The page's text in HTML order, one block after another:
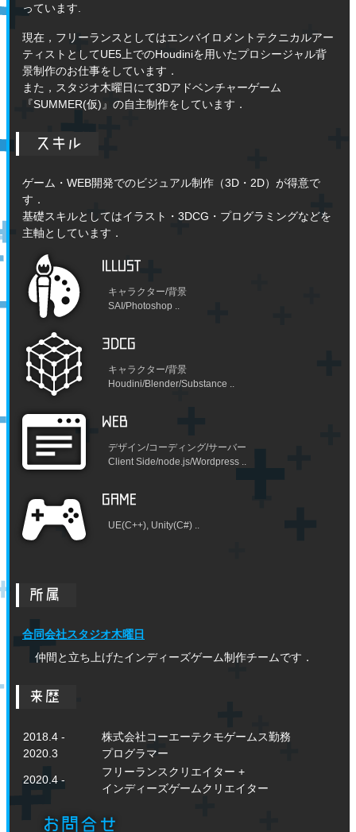
っています.
現在，フリーランスとしてはエンバイロメントテクニカルアー
ティストとしてUE5上でのHoudiniを用いたプロシージャル背
景制作のお仕事をしています．
また，スタジオ木曜日にて3Dアドベンチャーゲーム
『SUMMER(仮)』の自主制作をしています．
スキル
ゲーム・WEB開発でのビジュアル制作（3D・2D）が得意で
す．
基礎スキルとしてはイラスト・3DCG・プログラミングなどを
主軸としています．
ILLUST
キャラクター/背景
SAI/Photoshop ..
3DCG
キャラクター/背景
Houdini/Blender/Substance ..
WEB
デザイン/コーディング/サーバー
Client Side/node.js/Wordpress ..
GAME
UE(C++), Unity(C#) ..
所属
合同会社スタジオ木曜日
仲間と立ち上げたインディーズゲーム制作チームです．
来歴
2018.4 -
2020.3
株式会社コーエーテクモゲームス勤務
プログラマー
2020.4 -
フリーランスクリエイター +
インディーズゲームクリエイター
お問合せ